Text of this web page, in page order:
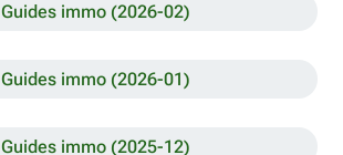
Guides immo (2026-02)
Guides immo (2026-01)
Guides immo (2025-12)